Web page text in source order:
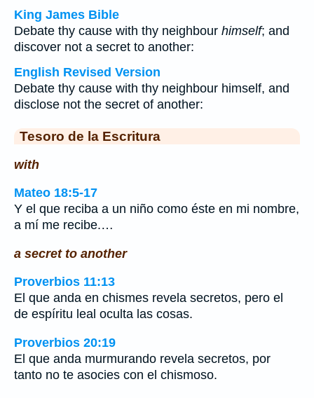
King James Bible
Debate thy cause with thy neighbour himself; and
discover not a secret to another:
English Revised Version
Debate thy cause with thy neighbour himself, and
disclose not the secret of another:
Tesoro de la Escritura
with
Mateo 18:5-17
Y el que reciba a un niño como éste en mi nombre,
a mí me recibe.…
a secret to another
Proverbios 11:13
El que anda en chismes revela secretos, pero el
de espíritu leal oculta las cosas.
Proverbios 20:19
El que anda murmurando revela secretos, por
tanto no te asocies con el chismoso.